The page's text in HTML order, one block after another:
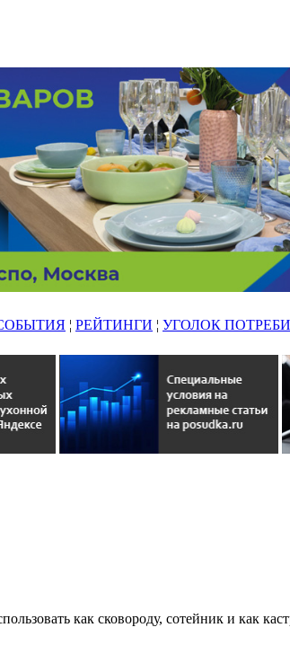
¦ РЕЙТИНГИ ¦ УГОЛОК
как сковороду, сотейник и как